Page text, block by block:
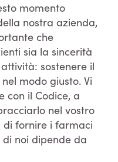
momento
nostra azienda,
che
sia la sincerità
sostenere il
modo giusto. Vi
con il Codice, a
nel vostro
di fornire i farmaci
noi dipende da